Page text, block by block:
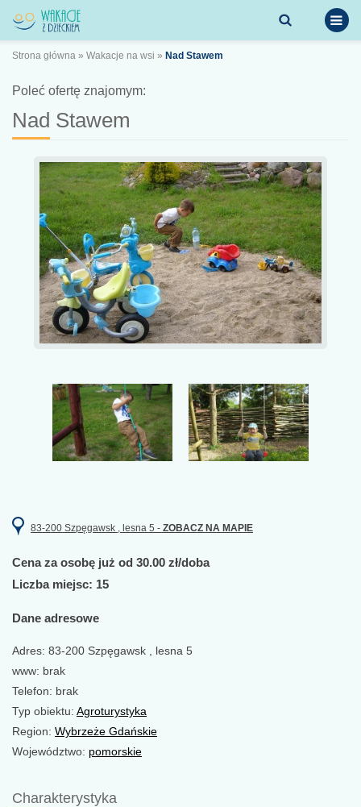
Strona główna » Wakacje na wsi » Nad Stawem
Poleć ofertę znajomym:
Nad Stawem
83-200 Szpęgawsk , lesna 5 - ZOBACZ NA MAPIE
Cena za osobę już od 30.00 zł/doba
Liczba miejsc: 15
Dane adresowe
Adres: 83-200 Szpęgawsk , lesna 5
www: brak
Telefon: brak
Typ obiektu: Agroturystyka
Region: Wybrzeże Gdańskie
Województwo: pomorskie
Charakterystyka